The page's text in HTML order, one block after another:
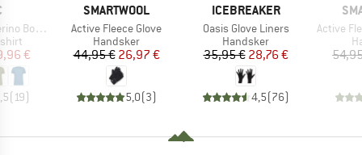
T-Shirt
pris
€
( 19)
MÆRKE
SMARTWOOL
Artikel
Active Fleece Glove
Produktgruppe
Handsker
Pris
44,95 €Nedsat pris
26,97 €
5,0(3)
MÆRKE
ICEBREAKER
Artikel
Oasis Glove Liners
Produktgruppe
Handsker
Pris
35,95 €Nedsat pris
28,76 €
4,5(76)
Artikel
Active